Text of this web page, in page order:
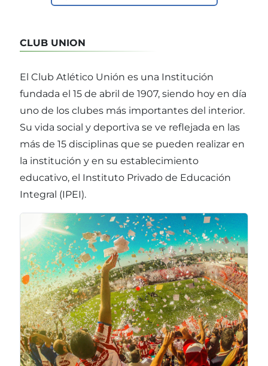
CLUB UNION
El Club Atlético Unión es una Institución
fundada el 15 de abril de 1907, siendo hoy en día
uno de los clubes más importantes del interior.
Su vida social y deportiva se ve reflejada en las
más de 15 disciplinas que se pueden realizar en
la institución y en su establecimiento
educativo, el Instituto Privado de Educación
Integral (IPEI).